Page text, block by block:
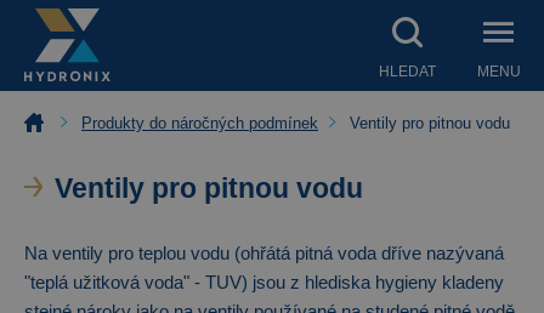
HLEDAT MENU
Produkty do náročných podmínek Ventily pro pitnou vodu
Ventily pro pitnou vodu
Na ventily pro teplou vodu (ohřátá pitná voda dříve nazývaná
"teplá užitková voda" - TUV) jsou z hlediska hygieny kladeny